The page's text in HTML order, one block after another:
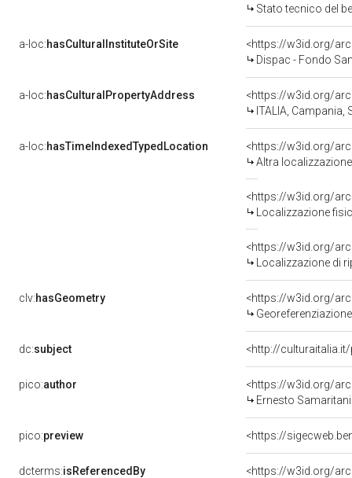
Stato tecnico del
a-loc:hasCulturalInstituteOrSite
<https://w3id.org/
Dispac - Fondo
a-loc:hasCulturalPropertyAddress
<https://w3id.org/
ITALIA, Campania,
a-loc:hasTimeIndexedTypedLocation
<https://w3id.org/
Altra
<https://w3id.org/
Localizzazione
<https://w3id.org/
Localizzazione di
clv:hasGeometry
<https://w3id.org/
dc:subject <http://
pico:author
<https://w3id.org/
Ernesto Samaritani
pico:preview <https://
dcterms:isReferencedBy
<https://w3id.org/